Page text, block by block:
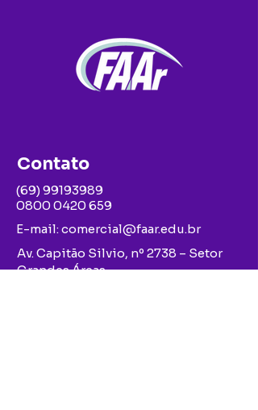
Contato
(69) 99193989
0800 0420 659
E-mail:comercial@faar.edu.br
Av. Capitão Silvio, nº 2738 – Setor
Grandes Áreas